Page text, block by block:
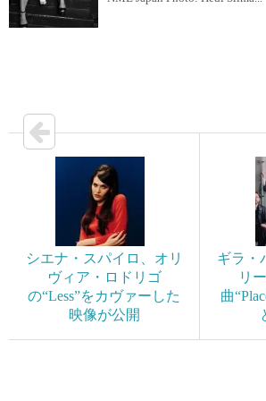
シエナ・スパイロ、オリ
ヴィア・ロドリゴ
の“Less”をカヴァーした
映像が公開
ギラ・
リ
曲